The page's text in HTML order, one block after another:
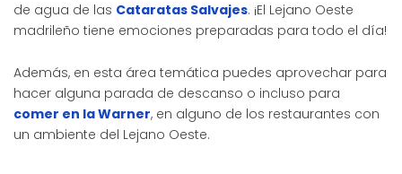
de agua de las Cataratas Salvajes. ¡El Lejano Oeste
madrileño tiene emociones preparadas para todo el día!
Además, en esta área temática puedes aprovechar para
hacer alguna parada de descanso o incluso para
comer en la Warner, en alguno de los restaurantes con
un ambiente del Lejano Oeste.